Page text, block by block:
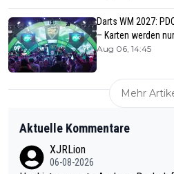
Darts WM 2027:
– Karten werden
Aug 06, 14:45
Mehr
Aktuelle Kommentare
XJRLion
06-08-2026